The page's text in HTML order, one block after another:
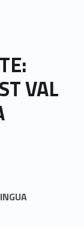
VAL